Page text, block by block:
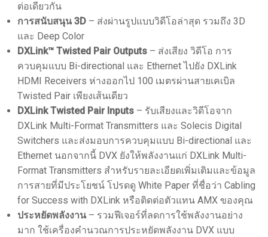
ต่อเดียวกัน
การสนับสนุน 3D – ส่งผ่านรูปแบบวิดีโอล่าสุด รวมถึง 3D
และ Deep Color
DXLink™ Twisted Pair Outputs – ส่งเสียง วิดีโอ การ
ควบคุมแบบ Bi-directional และ Ethernet ไปยัง DXLink
HDMI Receivers ห่างออกไป 100 เมตรผ่านสายเคเบิล
Twisted Pair เพียงเส้นเดียว
DXLink Twisted Pair Inputs – รับเสียงและวิดีโอจาก
DXLink Multi-Format Transmitters และ Solecis Digital
Switchers และส่งมอบการควบคุมแบบ Bi-directional และ
Ethernet นอกจากนี้ DVX ยังให้พลังงานแก่ DXLink Multi-
Format Transmitters สำหรับรายละเอียดเพิ่มเติมและข้อมูล
การสายที่มีประโยชน์ โปรดดู White Paper ที่ชื่อว่า Cabling
for Success with DXLink หรือติดต่อตัวแทน AMX ของคุณ
ประหยัดพลังงาน– รวมฟีเจอร์ที่ลดการใช้พลังงานอย่าง
มาก ใช้เครื่องคำนวณการประหยัดพลังงาน DVX แบบ